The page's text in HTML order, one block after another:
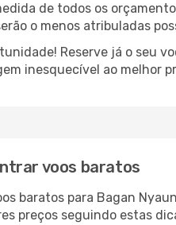
de todos os
o menos atribuladas
Reserve já o seu
inesquecível ao melhor
voos baratos
baratos para Bagan
preços seguindo estas